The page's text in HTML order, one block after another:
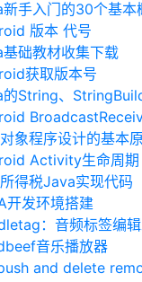
手入门的30个基本
版本 代号
础教材收集下载
获取版本号
String、
象程序设计的基本
Activity生命周期
得税Java实现代码
开发环境搭建
：音频标签编
音乐播放器
and delete